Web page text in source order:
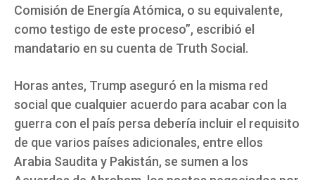
Comisión de Energía Atómica, o su equivalente,
como testigo de este proceso”, escribió el
mandatario en su cuenta de Truth Social.
Horas antes, Trump aseguró en la misma red
social que cualquier acuerdo para acabar con la
guerra con el país persa debería incluir el requisito
de que varios países adicionales, entre ellos
Arabia Saudita y Pakistán, se sumen a los